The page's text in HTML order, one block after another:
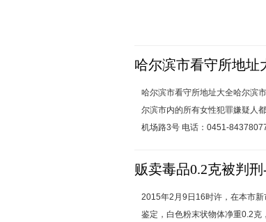
10、哈尔滨XX贸易有限责任公司
哈尔滨市看守所地址
哈尔滨市看守所地址大全哈尔滨
尔滨市内的所有女性犯罪嫌疑人
机场路3号 电话：0451-
贩卖毒品0.2克被判
2015年2月9日16时许，在本市
鉴定，白色粉末状物体净重0.2克